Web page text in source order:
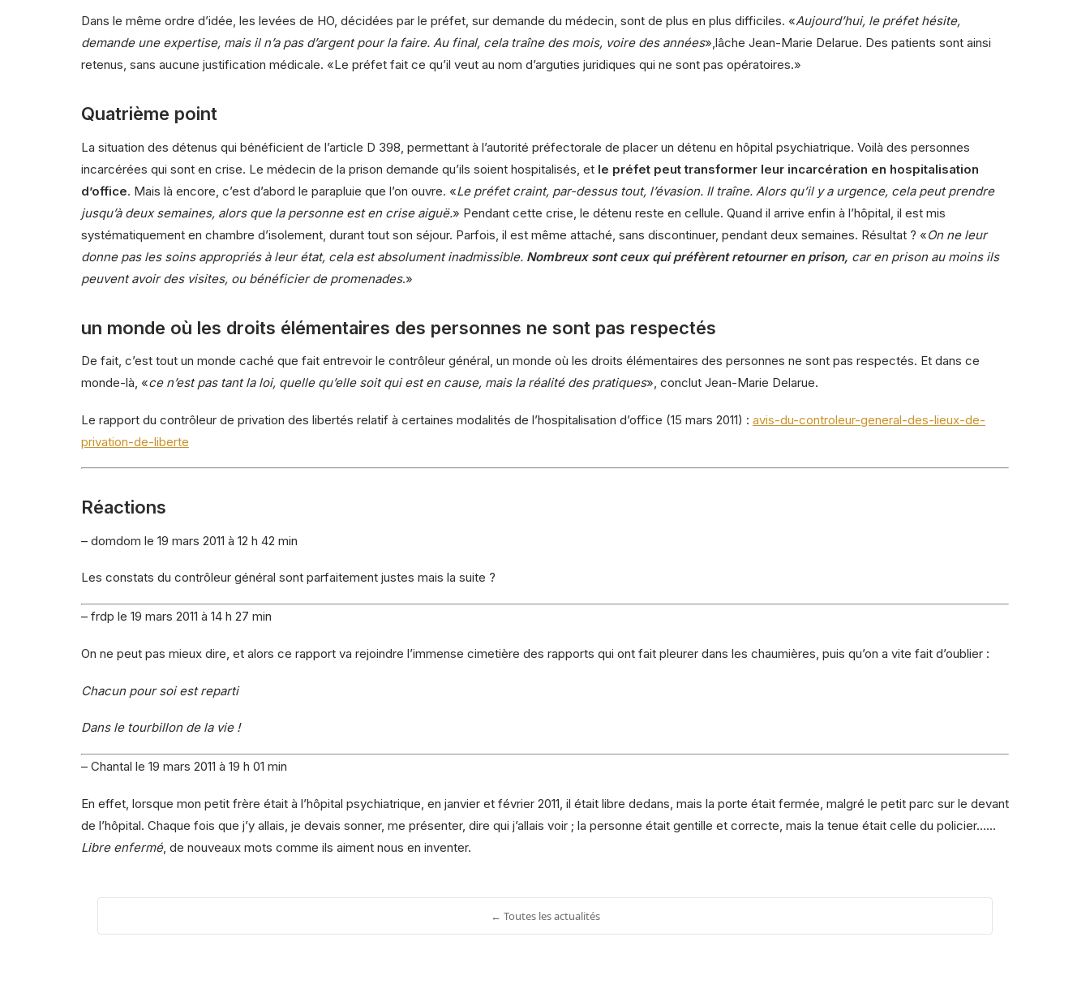
Dans le même ordre d’idée, les levées de HO, décidées par le préfet, sur demande du médecin, sont de plus en plus difficiles. «Aujourd’hui, le préfet hésite,
demande une expertise, mais il n’a pas d’argent pour la faire. Au final, cela traîne des mois, voire des années»,lâche Jean-Marie Delarue. Des patients sont ainsi
retenus, sans aucune justification médicale. «Le préfet fait ce qu’il veut au nom d’arguties juridiques qui ne sont pas opératoires.»
Quatrième point
La situation des détenus qui bénéficient de l’article D 398, permettant à l’autorité préfectorale de placer un détenu en hôpital psychiatrique. Voilà des personnes
incarcérées qui sont en crise. Le médecin de la prison demande qu’ils soient hospitalisés, et le préfet peut transformer leur incarcération en hospitalisation
d’office. Mais là encore, c’est d’abord le parapluie que l’on ouvre. «Le préfet craint, par-dessus tout, l’évasion. Il traîne. Alors qu’il y a urgence, cela peut prendre
jusqu’à deux semaines, alors que la personne est en crise aiguë.» Pendant cette crise, le détenu reste en cellule. Quand il arrive enfin à l’hôpital, il est mis
systématiquement en chambre d’isolement, durant tout son séjour. Parfois, il est même attaché, sans discontinuer, pendant deux semaines. Résultat ? «On ne leur
donne pas les soins appropriés à leur état, cela est absolument inadmissible. Nombreux sont ceux qui préfèrent retourner en prison, car en prison au moins ils
peuvent avoir des visites, ou bénéficier de promenades.»
un monde où les droits élémentaires des personnes ne sont pas respectés
De fait, c’est tout un monde caché que fait entrevoir le contrôleur général, un monde où les droits élémentaires des personnes ne sont pas respectés. Et dans ce
monde-là, «ce n’est pas tant la loi, quelle qu’elle soit qui est en cause, mais la réalité des pratiques», conclut Jean-Marie Delarue.
Le rapport du contrôleur de privation des libertés relatif à certaines modalités de l’hospitalisation d’office (15 mars 2011) : avis-du-controleur-general-des-lieux-de-
privation-de-liberte
Réactions
– domdom le 19 mars 2011 à 12 h 42 min
Les constats du contrôleur général sont parfaitement justes mais la suite ?
– frdp le 19 mars 2011 à 14 h 27 min
On ne peut pas mieux dire, et alors ce rapport va rejoindre l’immense cimetière des rapports qui ont fait pleurer dans les chaumières, puis qu’on a vite fait d’oublier :
Chacun pour soi est reparti
Dans le tourbillon de la vie !
– Chantal le 19 mars 2011 à 19 h 01 min
En effet, lorsque mon petit frère était à l’hôpital psychiatrique, en janvier et février 2011, il était libre dedans, mais la porte était fermée, malgré le petit parc sur le devant
de l’hôpital. Chaque fois que j’y allais, je devais sonner, me présenter, dire qui j’allais voir ; la personne était gentille et correcte, mais la tenue était celle du policier……
Libre enfermé, de nouveaux mots comme ils aiment nous en inventer.
← Toutes les actualités